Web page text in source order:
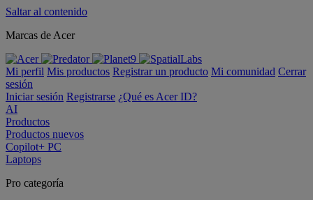
Saltar al contenido
Marcas de Acer
Mi perfil Mis productos Registrar un producto Mi comunidad Cerrar
sesión
Iniciar sesión Registrarse ¿Qué es Acer ID?
AI
Productos
Productos nuevos
Copilot+ PC
Laptops
Pro categoría